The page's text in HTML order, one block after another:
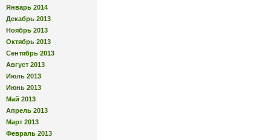
Январь 2014
Декабрь 2013
Ноябрь 2013
Октябрь 2013
Сентябрь 2013
Август 2013
Июль 2013
Июнь 2013
Май 2013
Апрель 2013
Март 2013
Февраль 2013